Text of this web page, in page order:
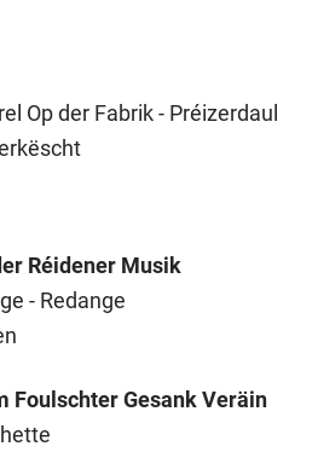
Op der Fabrik - Préizerdaul
Réidener Musik
- Redange
Foulschter Gesank Veräin